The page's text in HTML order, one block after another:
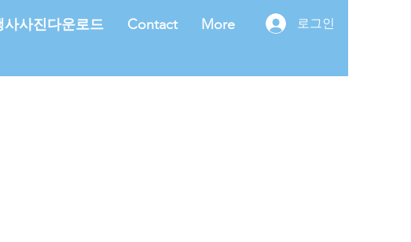
사사진다운로드 Contact More 로그인